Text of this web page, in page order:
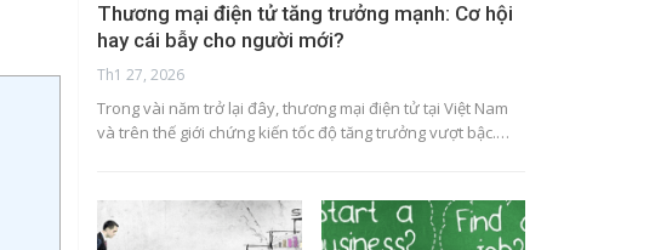
Thương mại điện tử tăng trưởng mạnh: Cơ hội
hay cái bẫy cho người mới?
Th1 27, 2026
Trong vài năm trở lại đây, thương mại điện tử tại Việt Nam
và trên thế giới chứng kiến tốc độ tăng trưởng vượt bậc.…